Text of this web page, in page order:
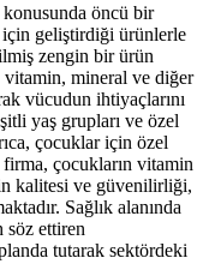
öncü bir
için geliştirdiği ürünlerle
zengin bir ürün
vitamin, mineral ve diğer
vücudun ihtiyaçlarını
yaş grupları ve özel
çocuklar için özel
çocukların vitamin
kalitesi ve güvenilirliği,
Sağlık alanında
söz ettiren
tutarak sektördeki